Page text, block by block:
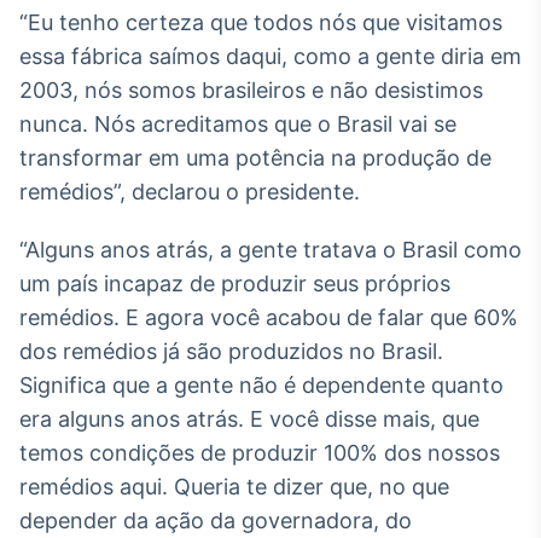
Ticker
Cotações e
headlines de
Broadcast
Componentes
funcionalidades
Wallboard
Conteúdos e
dados para
“Eu tenho certeza que todos nós que visitamos
essa fábrica saímos daqui, como a gente diria em
2003, nós somos brasileiros e não desistimos
nunca. Nós acreditamos que o Brasil vai se
transformar em uma potência na produção de
remédios”, declarou o presidente.
“Alguns anos atrás, a gente tratava o Brasil como
um país incapaz de produzir seus próprios
remédios. E agora você acabou de falar que 60%
dos remédios já são produzidos no Brasil.
Significa que a gente não é dependente quanto
era alguns anos atrás. E você disse mais, que
temos condições de produzir 100% dos nossos
remédios aqui. Queria te dizer que, no que
depender da ação da governadora, do